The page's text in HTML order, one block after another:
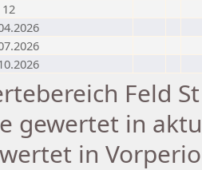
Feld
gewertet in
in